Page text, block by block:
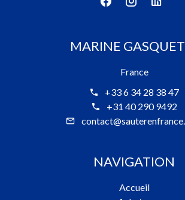
MARINE
France
+33 6 34 28 38 47
+31 40 290 9492
NAVIGATION
Accueil